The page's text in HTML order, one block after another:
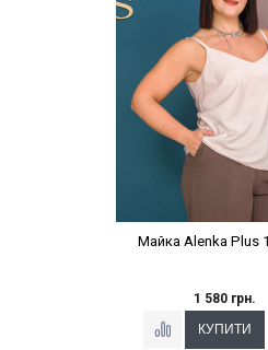
Майка Alenka Plus
1 580 грн.